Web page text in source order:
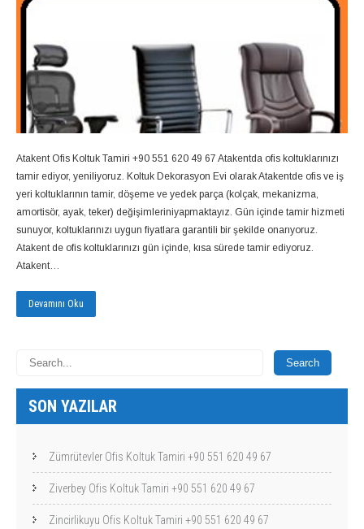
Atakent Ofis Koltuk Tamiri +90 551 620 49 67 Atakentda ofis koltuklarınızı
tamir ediyor, yeniliyoruz. Koltuk Dekorasyon Evi olarak Atakentde ofis ve iş
yeri koltuklarının tamir, döşeme ve yedek parça (kolçak, mekanizma,
amortisör, ayak, teker) değişimleriniyapmaktayız. Gün içinde tamir hizmeti
sunuyor, koltuklarınızı uygun fiyatlara garantili bir şekilde onarıyoruz.
Atakent de ofis koltuklarınızı gün içinde, kısa sürede tamir ediyoruz.
Atakent…
Devamını Oku
SON YAZILAR
Zümrütevler Ofis Koltuk Tamiri +90 551 620 49 67
Ziverbey Ofis Koltuk Tamiri +90 551 620 49 67
Zincirlikuyu Ofis Koltuk Tamiri +90 551 620 49 67